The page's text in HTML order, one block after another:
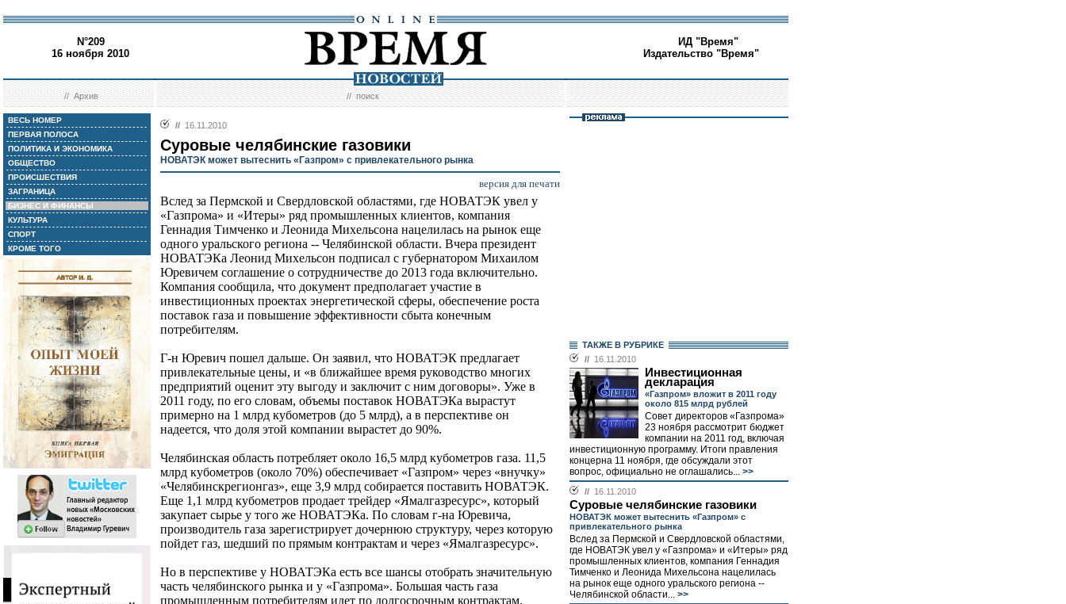
N°209
16 ноября 2010
ИД "Время"
Издательство "Время"
//Архив //поиск
ВЕСЬ НОМЕР
ПЕРВАЯ ПОЛОСА
ПОЛИТИКА И ЭКОНОМИКА
ОБЩЕСТВО
ПРОИСШЕСТВИЯ
ЗАГРАНИЦА
БИЗНЕС И ФИНАНСЫ
КУЛЬТУРА
СПОРТ
КРОМЕ ТОГО
// 16.11.2010
Суровые челябинские газовики
НОВАТЭК может вытеснить «Газпром» с привлекательного рынка
версия для печати
Вслед за Пермской и Свердловской областями, где НОВАТЭК увел у
«Газпрома» и «Итеры» ряд промышленных клиентов, компания
Геннадия Тимченко и Леонида Михельсона нацелилась на рынок еще
одного уральского региона -- Челябинской области. Вчера президент
НОВАТЭКа Леонид Михельсон подписал с губернатором Михаилом
Юревичем соглашение о сотрудничестве до 2013 года включительно.
Компания сообщила, что документ предполагает участие в
инвестиционных проектах энергетической сферы, обеспечение роста
поставок газа и повышение эффективности сбыта конечным
потребителям.
Г-н Юревич пошел дальше. Он заявил, что НОВАТЭК предлагает
привлекательные цены, и «в ближайшее время руководство многих
предприятий оценит эту выгоду и заключит с ним договоры». Уже в
2011 году, по его словам, объемы поставок НОВАТЭКа вырастут
примерно на 1 млрд кубометров (до 5 млрд), а в перспективе он
надеется, что доля этой компании вырастет до 90%.
Челябинская область потребляет около 16,5 млрд кубометров газа. 11,5
млрд кубометров (около 70%) обеспечивает «Газпром» через «внучку»
«Челябинскрегионгаз», еще 3,9 млрд собирается поставить НОВАТЭК.
Еще 1,1 млрд кубометров продает трейдер «Ямалгазресурс», который
закупает сырье у того же НОВАТЭКа. По словам г-на Юревича,
производитель газа зарегистрирует дочернюю структуру, через которую
пойдет газ, шедший по прямым контрактам и через «Ямалгазресурс».
Но в перспективе у НОВАТЭКа есть все шансы отобрать значительную
часть челябинского рынка и у «Газпрома». Большая часть газа
промышленным потребителям идет по долгосрочным контрактам,
ТАКЖЕ В РУБРИКЕ
// 16.11.2010
Инвестиционная
декларация
«Газпром» вложит в 2011 году
около 815 млрд рублей
Совет директоров «Газпрома»
23 ноября рассмотрит бюджет
компании на 2011 год, включая
инвестиционную программу. Итоги правления
концерна 11 ноября, где обсуждали этот
вопрос, официально не оглашались... >>
// 16.11.2010
Суровые челябинские газовики
НОВАТЭК может вытеснить «Газпром» с
привлекательного рынка
Вслед за Пермской и Свердловской областями,
где НОВАТЭК увел у «Газпрома» и «Итеры» ряд
промышленных клиентов, компания Геннадия
Тимченко и Леонида Михельсона нацелилась
на рынок еще одного уральского региона --
Челябинской области... >>